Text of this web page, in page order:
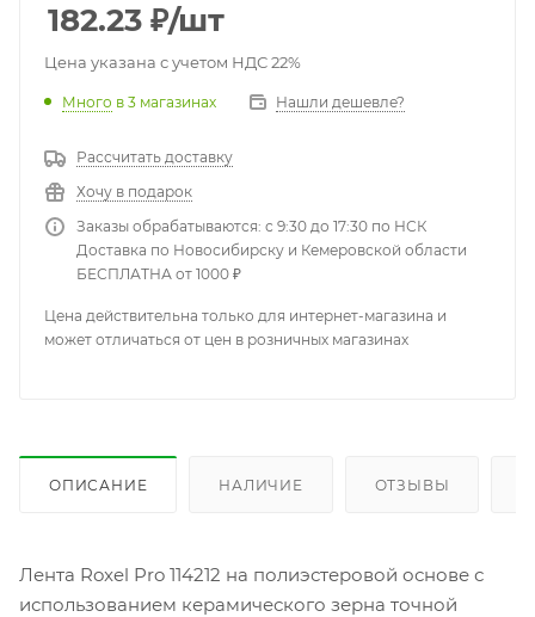
182.23 ₽/шт
Цена указана с учетом НДС 22%
Много в 3 магазинах Нашли дешевле?
Рассчитать доставку
Хочу в подарок
Заказы обрабатываются: с 9:30 до 17:30 по НСК
Доставка по Новосибирску и Кемеровской области
БЕСПЛАТНА от 1000 ₽
Цена действительна только для интернет-магазина и
может отличаться от цен в розничных магазинах
ОПИСАНИЕ НАЛИЧИЕ ОТЗЫВЫ
Лента Roxel Pro 114212 на полиэстеровой основе с
использованием керамического зерна точной